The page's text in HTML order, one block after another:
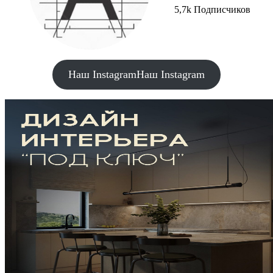
5,7k Подписчиков
Наш InstagramНаш Instagram